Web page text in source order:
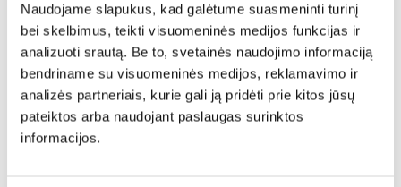
Naudojame slapukus, kad galėtume suasmeninti turinį
bei skelbimus, teikti visuomeninės medijos funkcijas ir
analizuoti srautą. Be to, svetainės naudojimo informaciją
bendriname su visuomeninės medijos, reklamavimo ir
analizės partneriais, kurie gali ją pridėti prie kitos jūsų
pateiktos arba naudojant paslaugas surinktos
informacijos.